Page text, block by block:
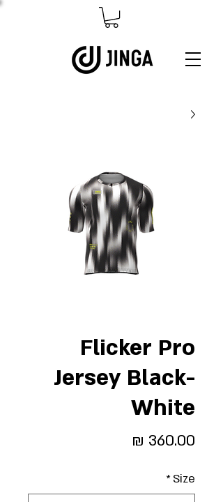
Flicker Pro
Jersey Black-
White
Size
*